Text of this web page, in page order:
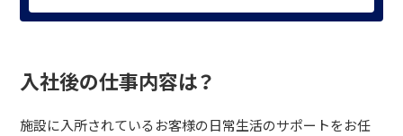
入社後の仕事内容は？
施設に入所されているお客様の日常生活のサポートをお任